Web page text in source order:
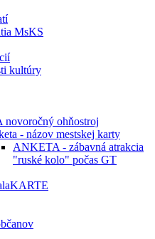
MsKS
kultúry
ohňostroj
- názov mestskej karty
ANKETA - zábavná atrakcia
"ruské kolo" počas GT